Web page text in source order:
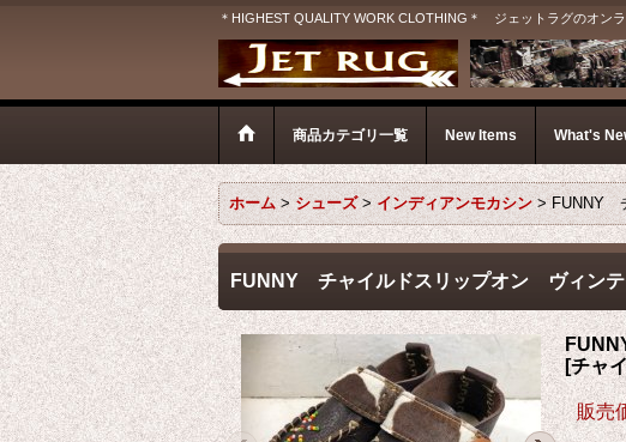
＊HIGHEST QUALITY WORK CLOTHING＊ ジェットラグのオン
商品カテゴリ一覧 New Items What's
ホーム > シューズ > インディアンモカシン > FUNNY
FUNNY チャイルドスリップオン ヴィン
[チャ
販売